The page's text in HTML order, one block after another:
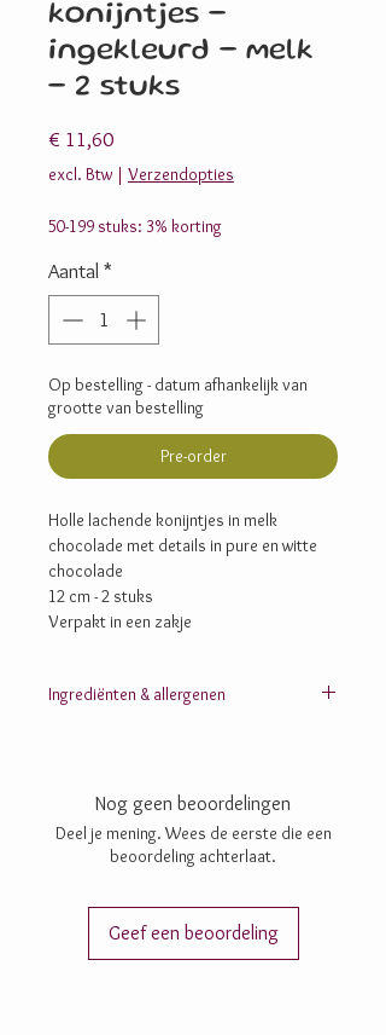
konijntjes -
ingekleurd - melk
- 2 stuks
€ 11,60Prijs
excl. Btw | Verzendopties
50-199 stuks: 3% korting
Aantal *
Op bestelling - datum afhankelijk van
grootte van bestelling
Pre-order
Holle lachende konijntjes in melk
chocolade met details in pure en witte
chocolade
12 cm - 2 stuks
Verpakt in een zakje
Ingrediënten & allergenen
lecithine: zonnebloem-, SOJA-; zout; aroma’s;
vanille
Nog geen beoordelingen
Deel je mening. Wees de eerste die een
beoordeling achterlaat.
Geef een beoordeling